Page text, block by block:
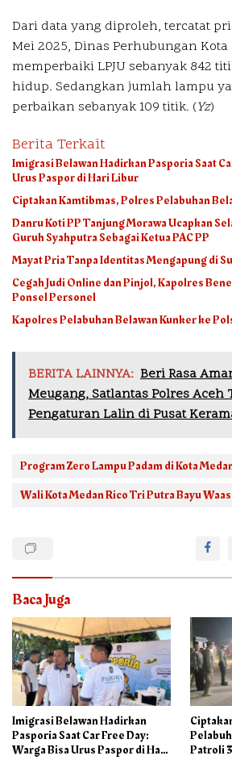
Dari data yang diproleh, tercatat
Mei 2025, Dinas Perhubungan
memperbaiki LPJU sebanyak 842
hidup. Sedangkan jumlah lampu
perbaikan sebanyak 109 titik. (Yz)
Berita Terkait
Imigrasi Belawan Hadirkan Pasporia Saat
Urus Paspor di Hari Libur
Ciptakan Kamtibmas, Polres Pelabuhan
Danru Koti PP Tanjung Morawa Ucapkan
Guruh Syahputra Sebagai Ketua PAC PP
Mayat Pria Tanpa Identitas Mengapung di
Cegah Judi Online dan Pinjol, Kapolres
Ponsel Personel
Kapolres Pelabuhan Belawan Kunker ke
BERITA LAINNYA: Beri Rasa
Meugang, Satlantas Polres Aceh
Pengaturan Lalin di Pusat
Program Zero Lampu Padam di Kota
Wali Kota Medan Rico Tri Putra Bayu Waas
Baca Juga
Imigrasi Belawan Hadirkan
Pasporia Saat Car Free Day:
Warga Bisa Urus Paspor di Hari
Patroli